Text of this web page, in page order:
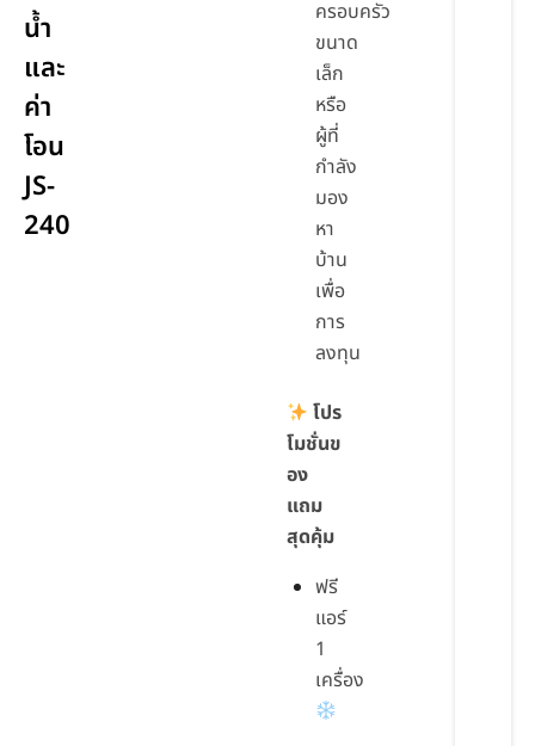
น้ำ
และ
ค่า
โอน
JS-
240
ครอบครัว
ขนาด
เล็ก
หรือ
ผู้ที่
กำลัง
มอง
หา
บ้าน
เพื่อ
การ
ลงทุน
โปร
โมชั่นข
อง
แถม
สุดคุ้ม
ฟรี
แอร์
1
เครื่อง